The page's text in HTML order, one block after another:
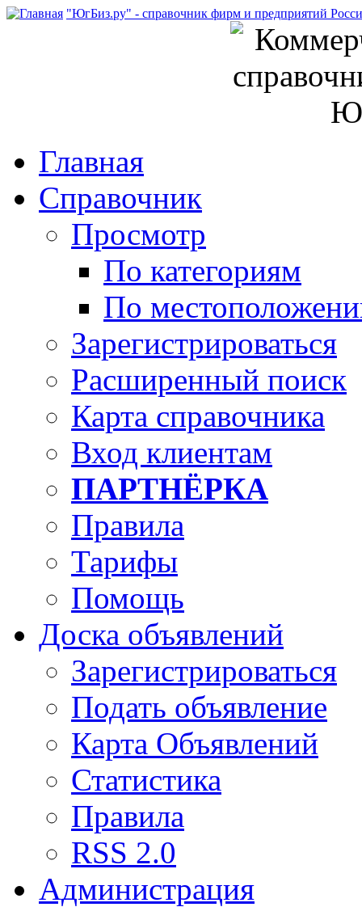
"ЮгБиз.ру" - справочник фирм и предприятий
Главная
Справочник
Просмотр
По категориям
По
Зарегистрироваться
Расширенный поиск
Карта справочника
Вход клиентам
ПАРТНЁРКА
Правила
Тарифы
Помощь
Доска объявлений
Зарегистрироваться
Подать объявление
Карта Объявлений
Статистика
Правила
RSS 2.0
Администрация